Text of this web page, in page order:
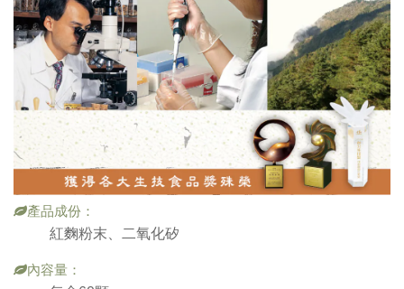
產品成份：
紅麴粉末、二氧化矽
內容量：